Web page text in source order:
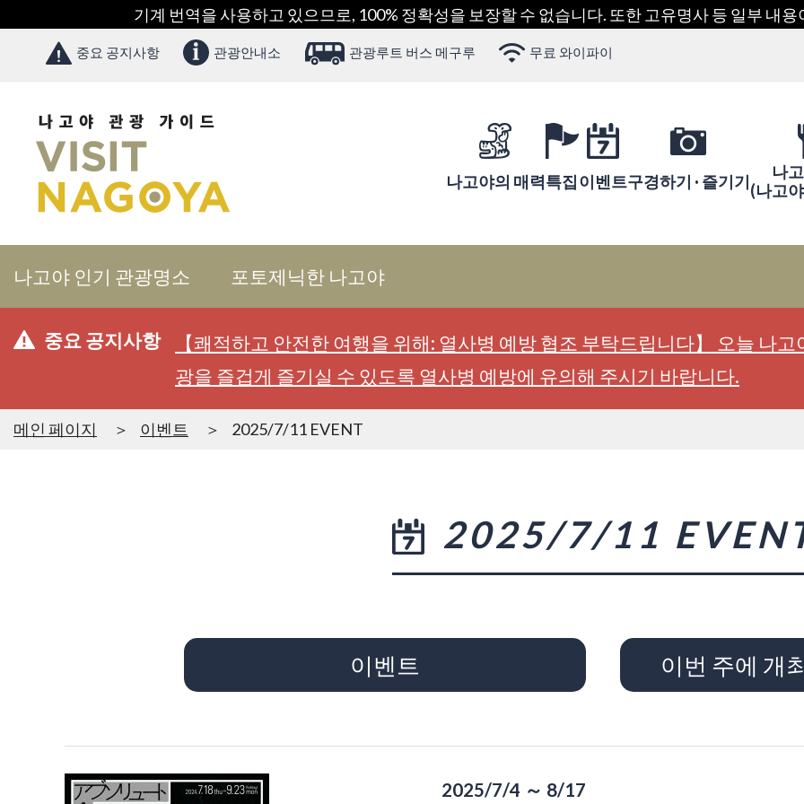
기계 번역을 사용하고 있으므로, 100% 정확성을 보장할 수 없습니다. 또한 고유명사 등 일부 내
중요 공지사항 관광안내소 관광루트 버스 메구루 무료 와이파이
나고야의 매력특집이벤트구경하기 · 즐기기
나
(나고
나고야 인기 관광명소 포토제닉한 나고야
중요 공지사항
【쾌적하고 안전한 여행을 위해: 열사병 예방 협조 부탁드립니다】 오늘 나
광을 즐겁게 즐기실 수 있도록 열사병 예방에 유의해 주시기 바랍니다.
메인 페이지 이벤트 2025/7/11 EVENT
2025/7/11
이벤트 이번 주에 개
2025/7/4 ～ 8/17